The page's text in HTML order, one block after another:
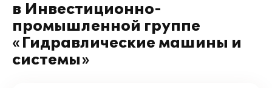
в Инвестиционно-
промышленной группе
«Гидравлические машины и
системы»